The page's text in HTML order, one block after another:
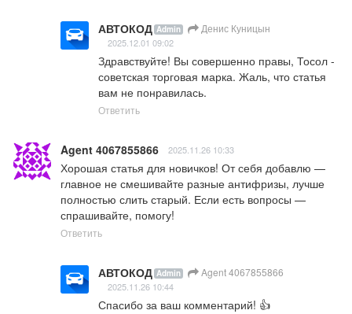
АВТОКОД Admin Денис Куницын
2025.12.01 09:02
Здравствуйте! Вы совершенно правы, Тосол -
советская торговая марка. Жаль, что статья
вам не понравилась.
Ответить
Agent 4067855866 2025.11.26 10:33
Хорошая статья для новичков! От себя добавлю —
главное не смешивайте разные антифризы, лучше
полностью слить старый. Если есть вопросы —
спрашивайте, помогу!
Ответить
АВТОКОД Admin Agent 4067855866
2025.11.26 10:44
Спасибо за ваш комментарий! 👍